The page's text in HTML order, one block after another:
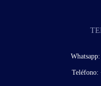
Whatsapp:
Teléfono: